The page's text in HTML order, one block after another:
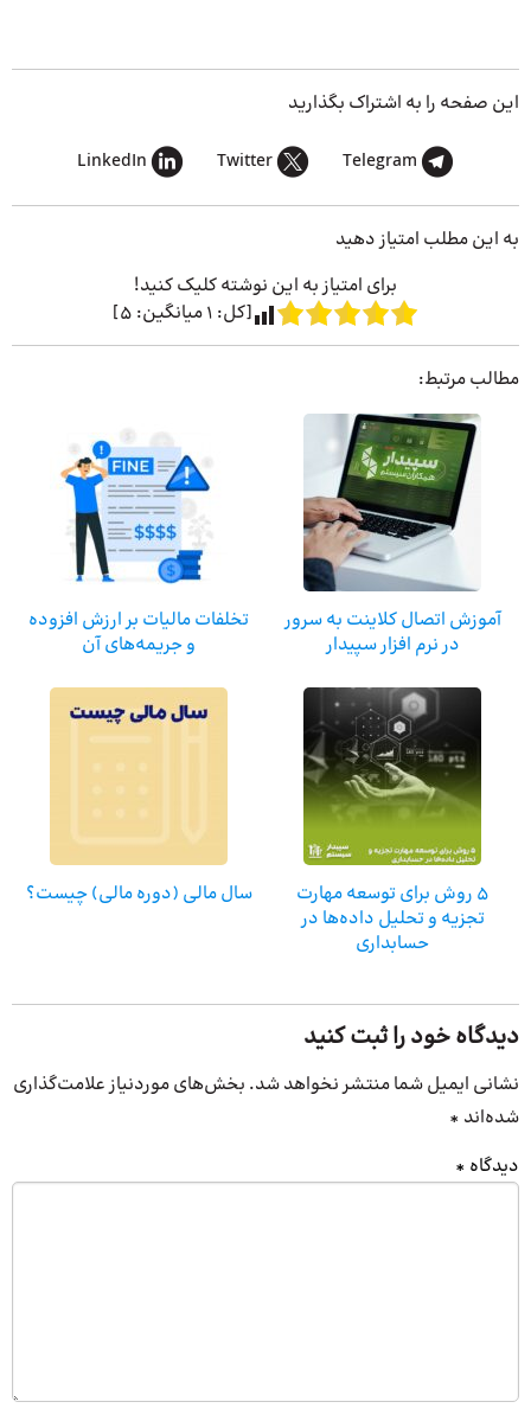
این صفحه را به اشتراک بگذارید
Telegram
Twitter
LinkedIn
به این مطلب امتیاز دهید
برای امتیاز به این نوشته کلیک کنید!
[کل: 1میانگین: 5
]
مطالب مرتبط:
آموزش اتصال کلاینت به سرور
در نرم افزار سپیدار
تخلفات مالیات بر ارزش افزوده
و جریمه‌های آن
5 روش برای توسعه مهارت
تجزیه و تحلیل داده‌ها در
حسابداری
سال مالی (دوره مالی) چیست؟
دیدگاه خود را ثبت کنید
نشانی ایمیل شما منتشر نخواهد شد. بخش‌های موردنیاز علامت‌گذاری
شده‌اند *
دیدگاه *